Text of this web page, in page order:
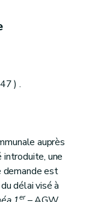
) .
auprès
une
demande est
délai visé à
er